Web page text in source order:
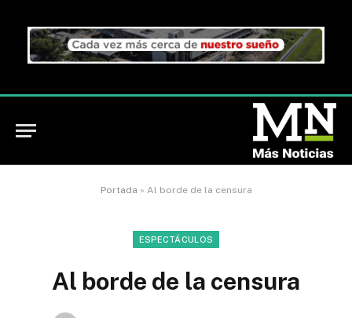
Portada » Al borde de la censura
ESPECTÁCULOS
Al borde de la censura